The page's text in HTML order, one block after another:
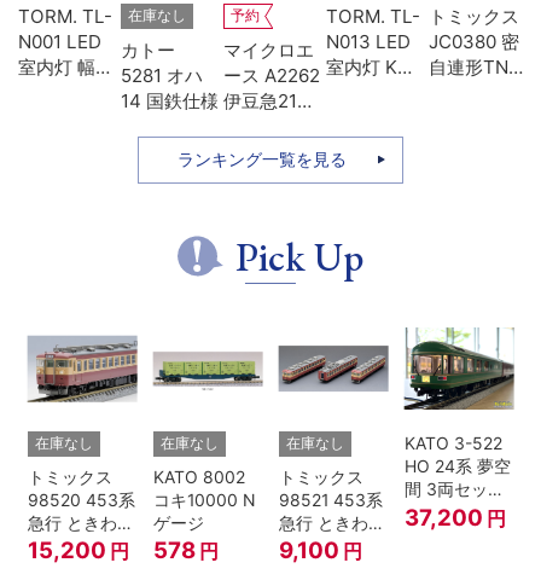
TORM. TL-
N001 LED
室内灯 幅狭
在庫なし
カトー
5281 オハ
14 国鉄仕様
予約
マイクロエ
ース A2262
伊豆急2100
ルファ・リ
ゾート21 登
TORM. TL-
N013 LED
室内灯 Kタ
型
トミックス
JC0380 密
自連形TNカ
ランキング一覧を見る
Pick Up
在庫なし
トミックス
98520 453系
急行 ときわ
基本4両セッ
ト Nゲージ
15,200 円
在庫なし
KATO 8002
コキ10000 N
ゲージ
578 円
在庫なし
トミックス
98521 453系
急行 ときわ
増結3両セッ
9,100 円
KATO 3-522
HO 24系 夢空
間 3両セット
HOゲージ
37,200 円